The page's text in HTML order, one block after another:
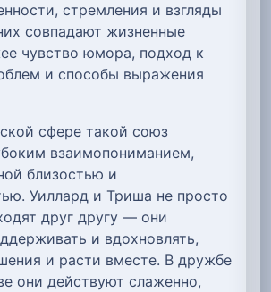
стремления и взгляды
совпадают жизненные
чувство юмора, подход к
и способы выражения
сфере такой союз
взаимопониманием,
близостью и
Уиллард и Триша не просто
друг другу — они
и вдохновлять,
и расти вместе. В дружбе
они действуют слаженно,